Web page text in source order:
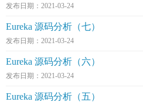
发布日期：2021-03-24
Eureka 源码分析（七）
发布日期：2021-03-24
Eureka 源码分析（六）
发布日期：2021-03-24
Eureka 源码分析（五）